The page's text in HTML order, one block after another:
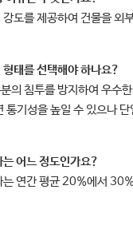
도를 제공하여 건물을 외
태를 선택해야 하나요?
의 침투를 방지하여 우수한
통기성을 높일 수 있으나 단
어느 정도인가요?
는 연간 평균 20%에서